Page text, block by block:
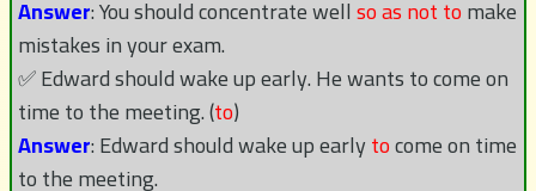
Answer: You should concentrate wellso as not tomake
mistakes in your exam.
✅ Edward should wake up early. He wants to come on
time to the meeting. (to)
Answer: Edward should wake up earlytocome on time
to the meeting.